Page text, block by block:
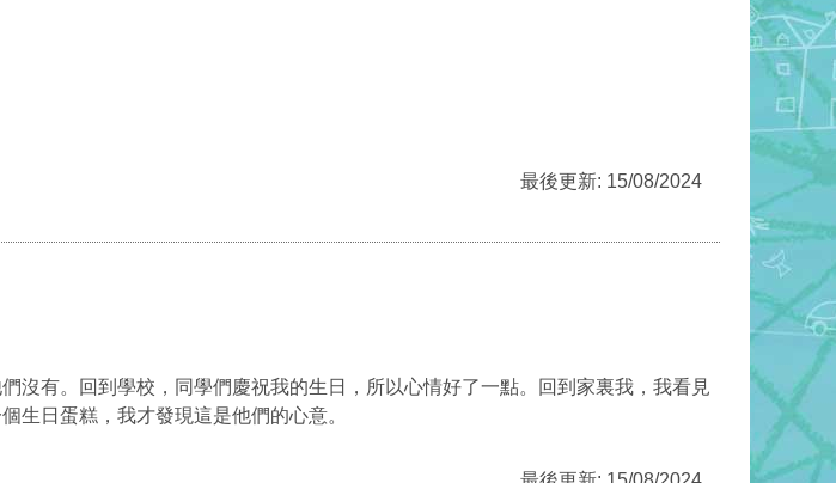
最後更新: 15/08/2024
沒有。回到學校，同學們慶祝我的生日，所以心情好了一點。回到家裏我，我看見
生日蛋糕，我才發現這是他們的心意。